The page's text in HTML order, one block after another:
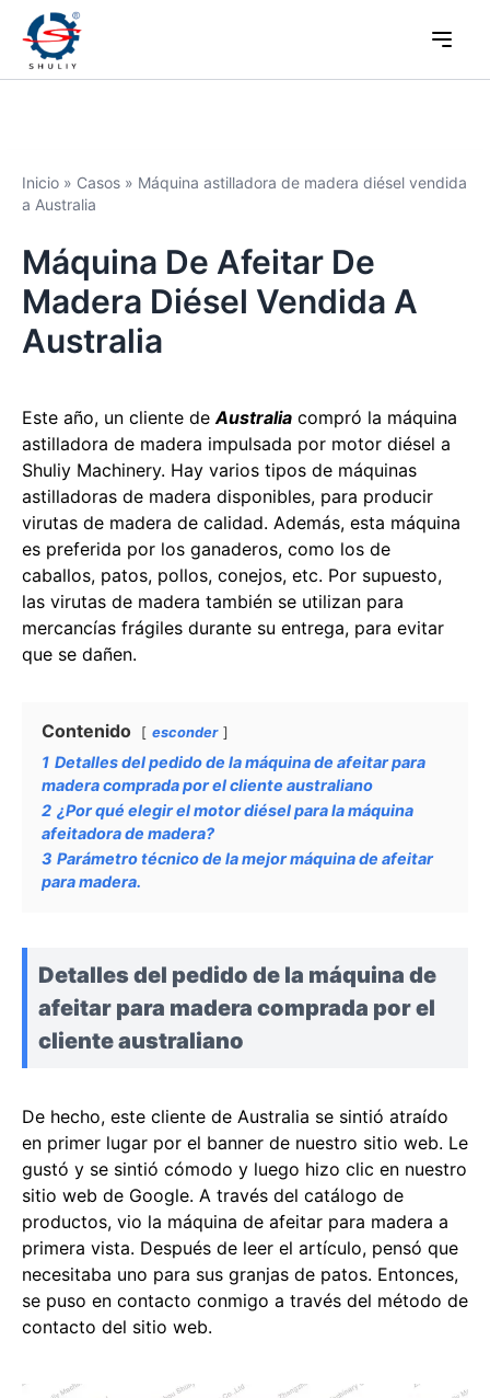
Inicio » Casos » Máquina astilladora de madera diésel vendida
a Australia
Máquina De Afeitar De
Madera Diésel Vendida A
Australia
Este año, un cliente deAustralia compró la máquina
astilladora de madera impulsada por motor diésel a
Shuliy Machinery. Hay varios tipos de máquinas
astilladoras de madera disponibles, para producir
virutas de madera de calidad. Además, esta máquina
es preferida por los ganaderos, como los de
caballos, patos, pollos, conejos, etc. Por supuesto,
las virutas de madera también se utilizan para
mercancías frágiles durante su entrega, para evitar
que se dañen.
Contenido esconder
1 Detalles del pedido de la máquina de afeitar para
madera comprada por el cliente australiano
2 ¿Por qué elegir el motor diésel para la máquina
afeitadora de madera?
3 Parámetro técnico de la mejor máquina de afeitar
para madera.
Detalles del pedido de la máquina de
afeitar para madera comprada por el
cliente australiano
De hecho, este cliente de Australia se sintió atraído
en primer lugar por el banner de nuestro sitio web. Le
gustó y se sintió cómodo y luego hizo clic en nuestro
sitio web de Google. A través del catálogo de
productos, vio la máquina de afeitar para madera a
primera vista. Después de leer el artículo, pensó que
necesitaba uno para sus granjas de patos. Entonces,
se puso en contacto conmigo a través del método de
contacto del sitio web.